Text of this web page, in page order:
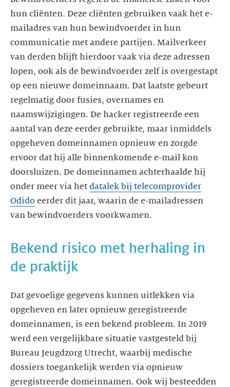
hun cliënten. Deze cliënten gebruiken vaak het e-
mailadres van hun bewindvoerder in hun
communicatie met andere partijen. Mailverkeer
van derden blijft hierdoor vaak via deze adressen
lopen, ook als de bewindvoerder zelf is overgestapt
op een nieuwe domeinnaam. Dat laatste gebeurt
regelmatig door fusies, overnames en
naamswijzigingen. De hacker registreerde een
aantal van deze eerder gebruikte, maar inmiddels
opgeheven domeinnamen opnieuw en zorgde
ervoor dat hij alle binnenkomende e-mail kon
doorsluizen. De domeinnamen achterhaalde hij
onder meer via het datalek bij telecomprovider
Odido eerder dit jaar, waarin de e-mailadressen
van bewindvoerders voorkwamen.
Bekend risico met herhaling in
de praktijk
Dat gevoelige gegevens kunnen uitlekken via
opgeheven en later opnieuw geregistreerde
domeinnamen, is een bekend probleem. In 2019
werd een vergelijkbare situatie vastgesteld bij
Bureau Jeugdzorg Utrecht, waarbij medische
dossiers toegankelijk werden via opnieuw
geregistreerde domeinnamen. Ook wij besteedden